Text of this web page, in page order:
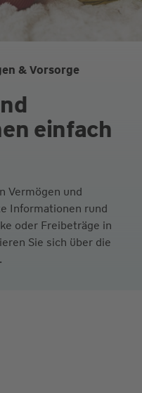
& Vorsorge
einfach
Vermögen und
Informationen rund
oder Freibeträge in
Sie sich über die